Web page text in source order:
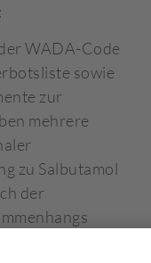
WADA-Code
sowie
zur
mehrere
zu Salbutamol
der
Befunden.